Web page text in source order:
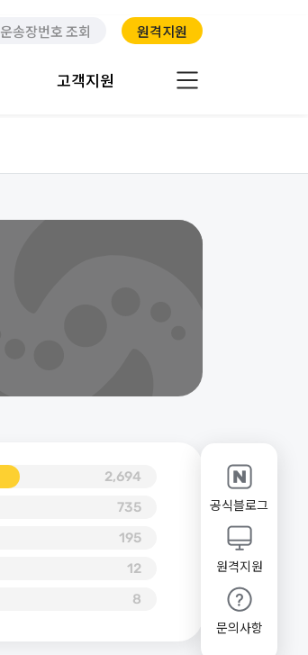
공식블로그
원격지원
문의사항
운송장번호 조회 원격지원
고객지원
2,694
735
195
12
8